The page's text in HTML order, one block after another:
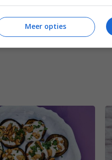
Meer opties